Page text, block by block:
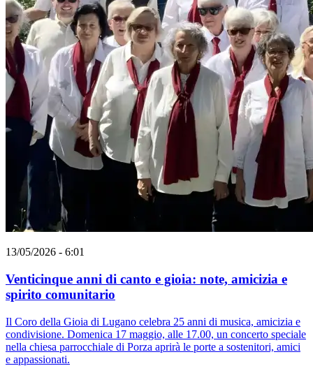
13/05/2026 - 6:01
Venticinque anni di canto e gioia: note, amicizia e
spirito comunitario
Il Coro della Gioia di Lugano celebra 25 anni di musica, amicizia e
condivisione. Domenica 17 maggio, alle 17.00, un concerto speciale
nella chiesa parrocchiale di Porza aprirà le porte a sostenitori, amici
e appassionati.